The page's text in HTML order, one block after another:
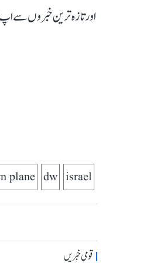
اور تازہ ترین خبروں سے
israel
dw
plane
قومی خبریں